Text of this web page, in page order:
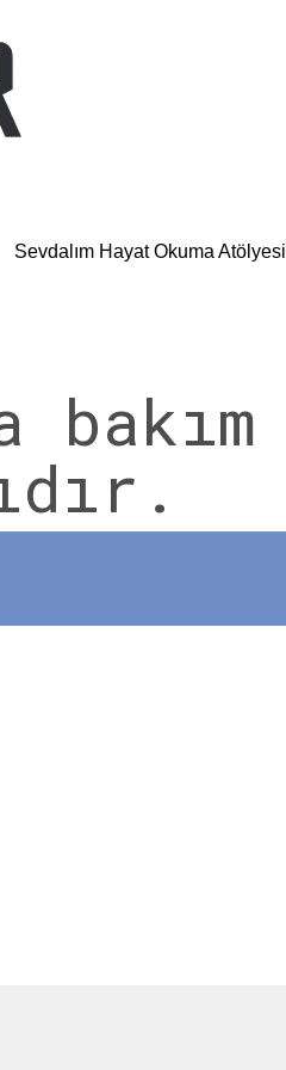
Sevdalım Hayat Okuma Atölyesi
bakım